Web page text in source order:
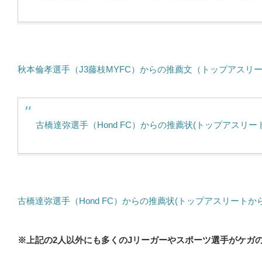
秋本倫孝選手（J3藤枝MYFC）からの推薦文（トップアスリ
古橋達弥選手（Hond FC）からの推薦状(トップアスリー
古橋達弥選手（Hond FC）からの推薦状(トップアスリートか
※上記の2人以外にも多くのJリーガーやスポーツ選手がケガ